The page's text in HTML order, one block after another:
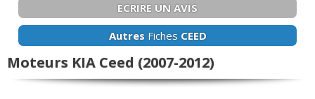
ECRIRE UN AVIS
AutresFiches CEED
Moteurs KIA Ceed (2007-2012)